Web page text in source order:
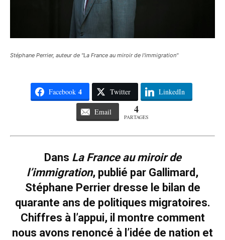
Stéphane Perrier, auteur de "La France au miroir de l'immigration"
Facebook 4 Twitter LinkedIn
Email 4
PARTAGES
Dans La France au miroir de
l’immigration, publié par Gallimard,
Stéphane Perrier dresse le bilan de
quarante ans de politiques migratoires.
Chiffres à l’appui, il montre comment
nous avons renoncé à l’idée de nation et